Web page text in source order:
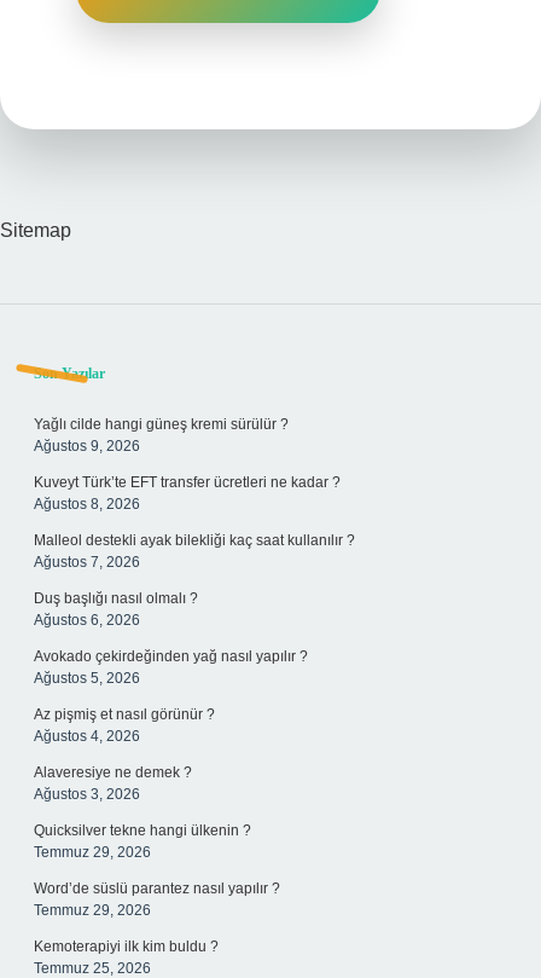
Sitemap
Sidebar
Son Yazılar
Yağlı cilde hangi güneş kremi sürülür ?
Ağustos 9, 2026
Kuveyt Türk’te EFT transfer ücretleri ne kadar ?
Ağustos 8, 2026
Malleol destekli ayak bilekliği kaç saat kullanılır ?
Ağustos 7, 2026
Duş başlığı nasıl olmalı ?
Ağustos 6, 2026
Avokado çekirdeğinden yağ nasıl yapılır ?
Ağustos 5, 2026
Az pişmiş et nasıl görünür ?
Ağustos 4, 2026
Alaveresiye ne demek ?
Ağustos 3, 2026
Quicksilver tekne hangi ülkenin ?
Temmuz 29, 2026
Word’de süslü parantez nasıl yapılır ?
Temmuz 29, 2026
Kemoterapiyi ilk kim buldu ?
Temmuz 25, 2026